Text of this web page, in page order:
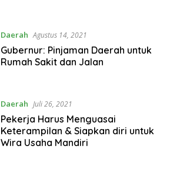
Daerah Agustus 14, 2021
Gubernur: Pinjaman Daerah untuk
Rumah Sakit dan Jalan
Daerah Juli 26, 2021
Pekerja Harus Menguasai
Keterampilan & Siapkan diri untuk
Wira Usaha Mandiri